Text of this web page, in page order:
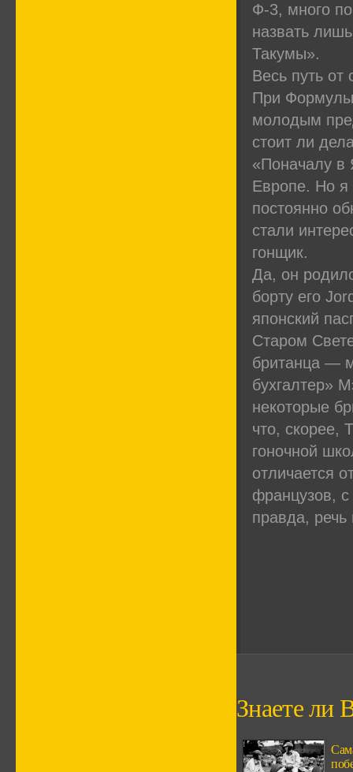
Ф-3, много
назвать
Такумы».
Весь путь от
При
молодым
стоит ли
«Поначалу в
Европе. Но я
постоянно
стали
гонщик.
Да, он
борту его
японский
Старом
британца —
бухгалтер»
некоторые
что, скорее,
гоночной
отличается
французов, с
правда,
Знаете ли